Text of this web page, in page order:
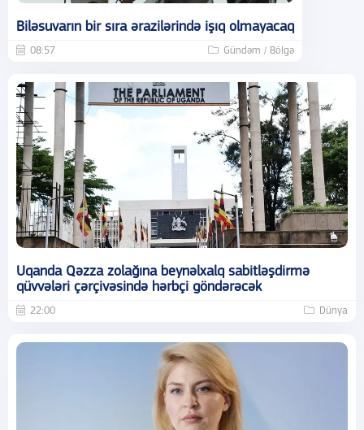
Biləsuvarın bir sıra ərazilərində işıq olmayacaq
08:57 Gündəm / Bölgə
Uqanda Qəzza zolağına beynəlxalq sabitləşdirmə
qüvvələri çərçivəsində hərbçi göndərəcək
22:00 Dünya